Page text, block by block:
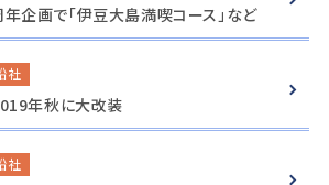
企画で「伊豆大島満喫コース」など
社
年秋に大改装
社